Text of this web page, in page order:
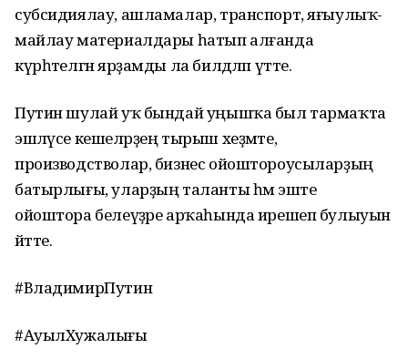
субсидиялау, ашламалар, транспорт, яғыулыҡ-
майлау материалдары һатып алғанда
күрһәтелгән ярҙамды ла билдәләп үтте.
Путин шулай уҡ бындай уңышҡа был тармаҡта
эшләүсе кешеләрҙең тырыш хеҙмәте,
производстволар, бизнес ойоштороусыларҙың
батырлығы, уларҙың таланты һәм эште
ойоштора белеүҙәре арҡаһында ирешеп булыуын
әйтте.
#ВладимирПутин
#АуылХужалығы